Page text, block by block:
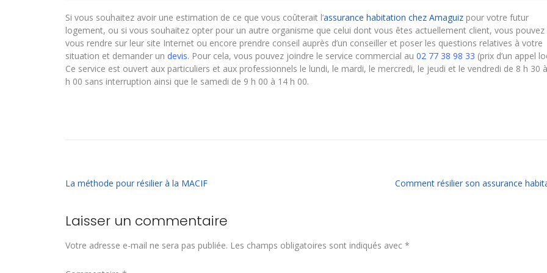
Si vous souhaitez avoir une estimation de ce que vous coûterait l’assurance habitation chez Amaguiz pour votre futur
logement, ou si vous souhaitez opter pour un autre organisme que celui dont vous êtes actuellement client, vous pouvez
vous rendre sur leur site Internet ou encore prendre conseil auprès d’un conseiller et poser les questions relatives à votre
situation et demander un devis. Pour cela, vous pouvez joindre le service commercial au 02 77 38 98 33 (prix d’un appel
Ce service est ouvert aux particuliers et aux professionnels le lundi, le mardi, le mercredi, le jeudi et le vendredi de 8 h 30
h 00 sans interruption ainsi que le samedi de 9 h 00 à 14 h 00.
La méthode pour résilier à la MACIF Comment résilier son assurance
Laisser un commentaire
Votre adresse e-mail ne sera pas publiée. Les champs obligatoires sont indiqués avec *